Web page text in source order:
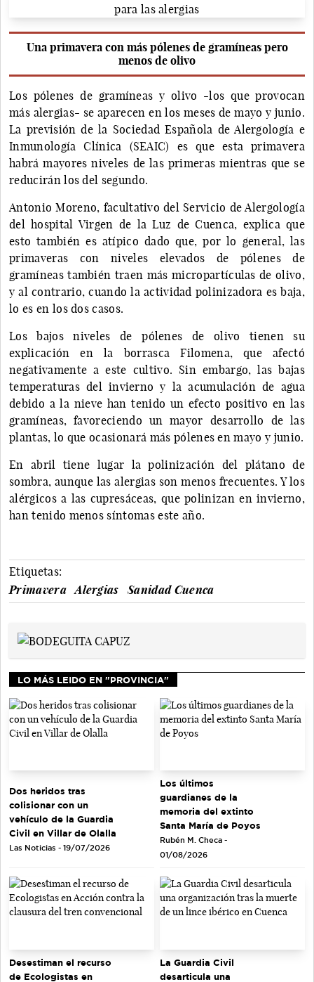
Una primavera con más pólenes de gramíneas pero
menos de olivo
Los pólenes de gramíneas y olivo -los que provocan
más alergias- se aparecen en los meses de mayo y junio.
La previsión de la Sociedad Española de Alergología e
Inmunología Clínica (SEAIC) es que esta primavera
habrá mayores niveles de las primeras mientras que se
reducirán los del segundo.
Antonio Moreno, facultativo del Servicio de Alergología
del hospital Virgen de la Luz de Cuenca, explica que
esto también es atípico dado que, por lo general, las
primaveras con niveles elevados de pólenes de
gramíneas también traen más micropartículas de olivo,
y al contrario, cuando la actividad polinizadora es baja,
lo es en los dos casos.
Los bajos niveles de pólenes de olivo tienen su
explicación en la borrasca Filomena, que afectó
negativamente a este cultivo. Sin embargo, las bajas
temperaturas del invierno y la acumulación de agua
debido a la nieve han tenido un efecto positivo en las
gramíneas, favoreciendo un mayor desarrollo de las
plantas, lo que ocasionará más pólenes en mayo y junio.
En abril tiene lugar la polinización del plátano de
sombra, aunque las alergias son menos frecuentes. Y los
alérgicos a las cupresáceas, que polinizan en invierno,
han tenido menos síntomas este año.
Etiquetas:
Primavera
Alergias Sanidad Cuenca
LO MÁS LEIDO EN "PROVINCIA"
Dos heridos tras
colisionar con un
vehículo de la Guardia
Civil en Villar de Olalla
Las Noticias - 19/07/2026
Los últimos
guardianes de la
memoria del extinto
Santa María de Poyos
Rubén M. Checa -
01/08/2026
Desestiman el recurso
de Ecologistas en
La Guardia Civil
desarticula una